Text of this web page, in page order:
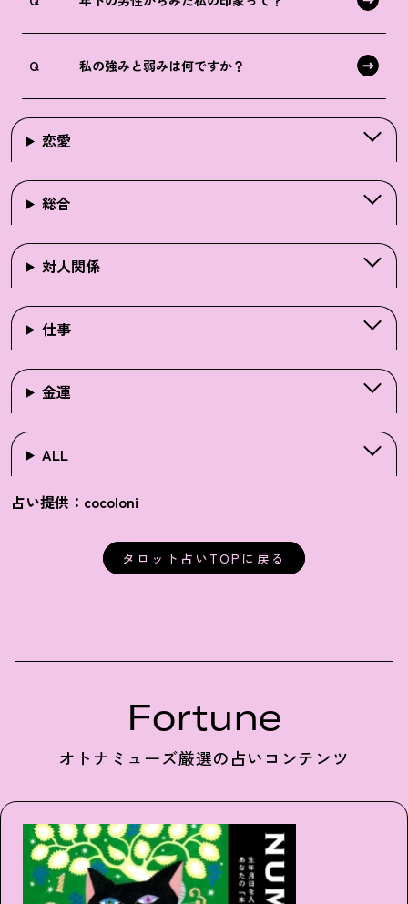
Q 私の強みと弱みは何ですか？
恋愛
総合
対人関係
仕事
金運
ALL
占い提供：cocoloni
タロット占いTOPに戻る
Fortune
オトナミューズ厳選の占いコンテンツ